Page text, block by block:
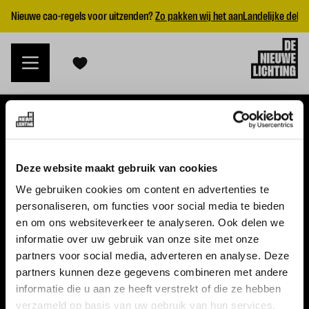
Deze website maakt gebruik van cookies
We gebruiken cookies om content en advertenties te
personaliseren, om functies voor social media te bieden
en om ons websiteverkeer te analyseren. Ook delen we
informatie over uw gebruik van onze site met onze
partners voor social media, adverteren en analyse. Deze
partners kunnen deze gegevens combineren met andere
informatie die u aan ze heeft verstrekt of die ze hebben
verzameld op basis van uw gebruik van hun services.
Nieuwe cao-regels voor uitzenden?Zo pakken wij het aanLandelijke
WERKGEVERS
Nieuwe cao uitzenden 2026
Vraag een offerte aan
VACATURES
Alle vacatures
Topvacatures